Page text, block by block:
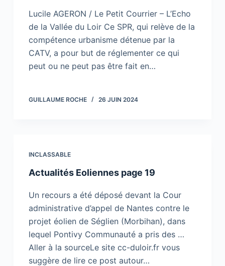
Lucile AGERON / Le Petit Courrier – L’Echo
de la Vallée du Loir Ce SPR, qui relève de la
compétence urbanisme détenue par la
CATV, a pour but de réglementer ce qui
peut ou ne peut pas être fait en…
GUILLAUME ROCHE 26 JUIN 2024
INCLASSABLE
Actualités Eoliennes page 19
Un recours a été déposé devant la Cour
administrative d’appel de Nantes contre le
projet éolien de Séglien (Morbihan), dans
lequel Pontivy Communauté a pris des …
Aller à la sourceLe site cc-duloir.fr vous
suggère de lire ce post autour…